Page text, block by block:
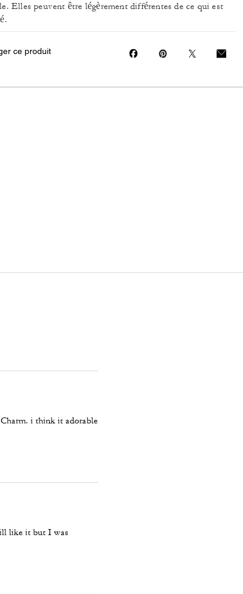
Elles peuvent être légèrement différentes de ce qui est
ce produit
i think it adorable
like it but I was